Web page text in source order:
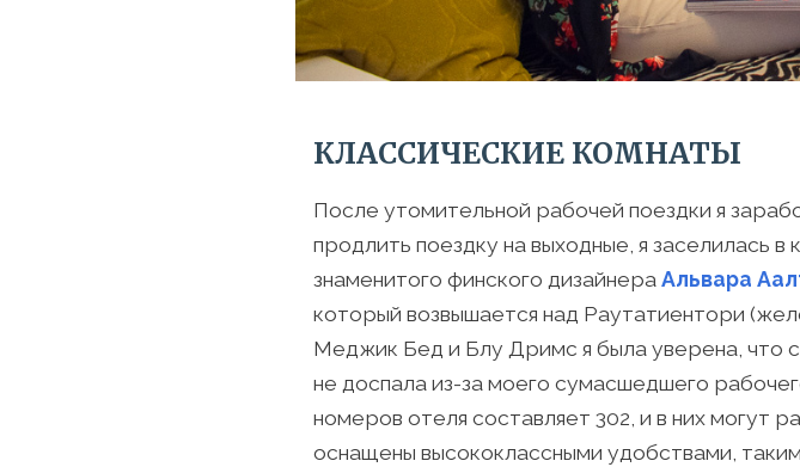
КЛАССИЧЕСКИЕ КОМНАТЫ
После утомительной рабочей поездки я
продлить поездку на выходные, я заселилась
знаменитого финского дизайнераАльвара
который возвышается над Раутатиентори
Меджик Бед и Блу Дримс я была уверена, что
не доспала из-за моего сумасшедшего
номеров отеля составляет 302, и в них могут
оснащены высококлассными удобствами,